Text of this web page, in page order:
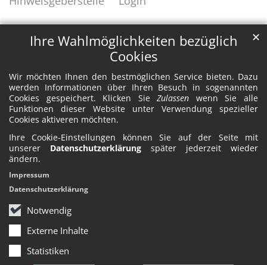
Ihre Wahlmöglichkeiten bezüglich
Cookies
Wir möchten Ihnen den bestmöglichen Service bieten. Dazu
werden Informationen über Ihren Besuch in sogenannten
Cookies gespeichert. Klicken SieZulassen wenn Sie alle
Funktionen dieser Website unter Verwendung spezieller
Cookies aktiveren möchten.
Ihre Cookie-Einstellungen können Sie auf der Seite mit
unserer Datenschutzerklärung später jederzeit wieder
ändern.
Notwendig
Externe Inhalte
Statistiken
✕
Impressum
Datenschutzerklärung